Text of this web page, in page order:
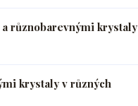
různobarevnými krystaly
krystaly v různých